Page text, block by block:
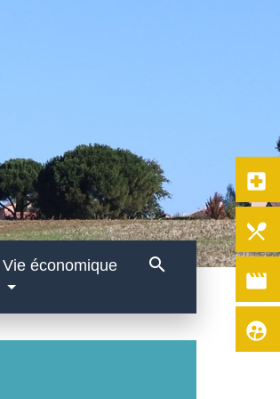
Vie économique search
local_hospital
local_dining
movie
supervised_user_circle